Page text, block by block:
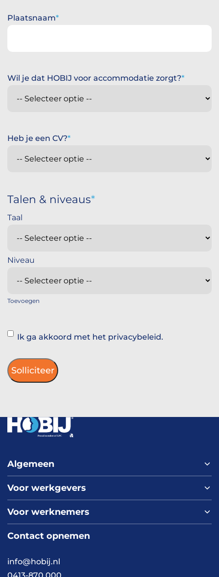
Plaatsnaam
Wil je dat HOBIJ voor accommodatie zorgt?
Heb je een CV?
Talen & niveaus
Toevoegen
Instemming
Ik ga akkoord met het privacybeleid.
Algemeen
Home
Over ons
Werken bij HOBIJ
Contact
Voor werkgevers
Nieuws
Blog
Academy
Cases
Voor werknemers
Vacaturepagina
Werken en wonen
Contact opnemen
info@hobij.nl